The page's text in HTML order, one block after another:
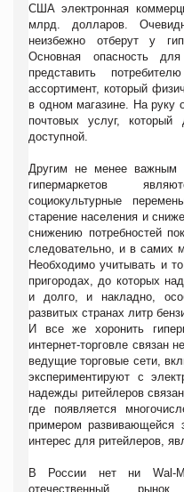
США электронная
млрд. долларов.
неизбежно отберут у
Основная опасность
представить
ассортимент, который
в одном магазине. На руку
почтовых услуг, который
доступной.
Другим не менее важным
гипермаркетов
социокультурные
старение населения и
снижению потребностей
следовательно, и в самих
Необходимо учитывать и
пригородах, до которых
и долго, и накладно,
развитых странах литр
И все же хоронить
интернет-торговле связан
ведущие торговые сети,
экспериментируют с
надежды ритейлеров
где появляется
примером развивающейся
интерес для ритейлеров,
В России нет ни Wal-
отечественный